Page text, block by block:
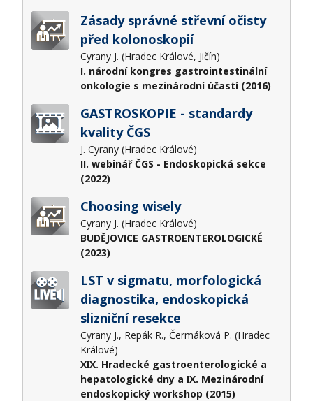
Zásady správné střevní očisty
před kolonoskopií
Cyrany J. (Hradec Králové, Jičín)
I. národní kongres gastrointestinální
onkologie s mezinárodní účastí (2016)
GASTROSKOPIE - standardy
kvality ČGS
J. Cyrany (Hradec Králové)
II. webinář ČGS - Endoskopická sekce
(2022)
Choosing wisely
Cyrany J. (Hradec Králové)
BUDĚJOVICE GASTROENTEROLOGICKÉ
(2023)
LST v sigmatu, morfologická
diagnostika, endoskopická
slizniční resekce
Cyrany J., Repák R., Čermáková P. (Hradec
Králové)
XIX. Hradecké gastroenterologické a
hepatologické dny a IX. Mezinárodní
endoskopický workshop (2015)